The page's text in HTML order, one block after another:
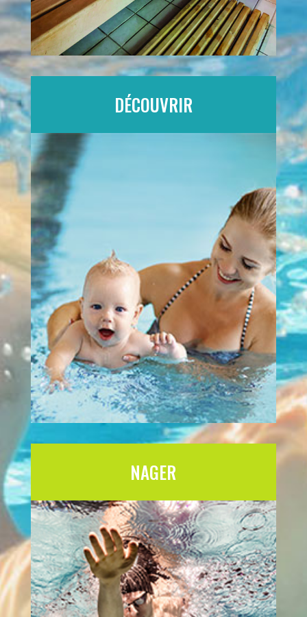
DÉCOUVRIR
NAGER